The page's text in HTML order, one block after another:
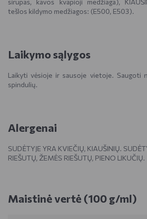
sirupas, kavos kvapioji medžiaga),
tešlos kildymo medžiagos: (E500, E503).
Laikymo sąlygos
Laikyti vėsioje ir sausoje vietoje. Saugoti
spindulių.
Alergenai
SUDĖTYJE YRA KVIEČIŲ, KIAUŠINIŲ.
RIEŠUTŲ, ŽEMĖS RIEŠUTŲ, PIENO LIKUČIŲ.
Maistinė vertė (100 g/ml)